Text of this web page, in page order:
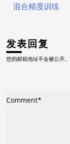
章
导
航
混合精度训练
发表回复
您的邮箱地址不会被公开。